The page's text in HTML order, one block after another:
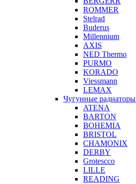
ROMMER
Stelrad
Buderus
Millennium
AXIS
NED Thermo
PURMO
KORADO
Viessmann
LEMAX
Чугунные радиаторы
ATENA
BARTON
BOHEMIA
BRISTOL
CHAMONIX
DERBY
Grotescco
LILLE
READING